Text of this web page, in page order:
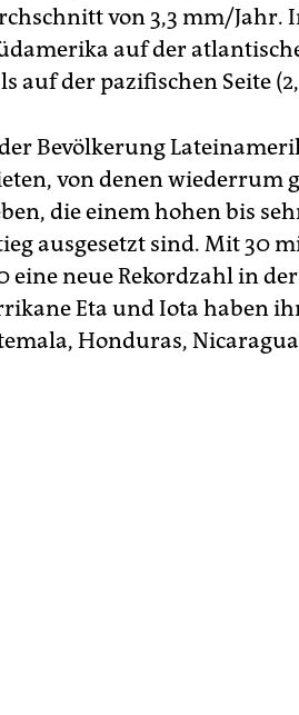
von 3,3 mm/Jahr.
auf der
auf der pazifischen Seite
Bevölkerung
von denen wiederrum
die einem hohen bis
ausgesetzt sind. Mit 30
eine neue Rekordzahl in
Eta und Iota haben
Honduras, Nicaragua